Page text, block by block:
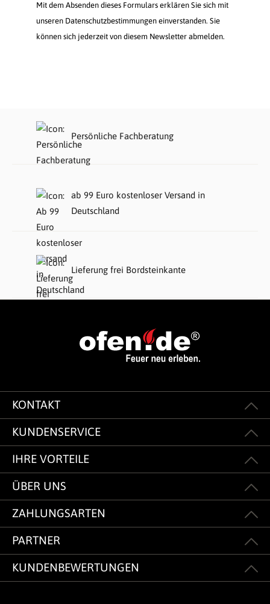
Mit dem Absenden dieses Formulars erklären Sie sich mit
unseren Datenschutzbestimmungen einverstanden. Sie
können sich jederzeit von diesem Newsletter abmelden.
Persönliche Fachberatung
ab 99 Euro kostenloser Versand in
Deutschland
Lieferung frei Bordsteinkante
KONTAKT
KUNDENSERVICE
IHRE VORTEILE
ÜBER UNS
ZAHLUNGSARTEN
PARTNER
KUNDENBEWERTUNGEN